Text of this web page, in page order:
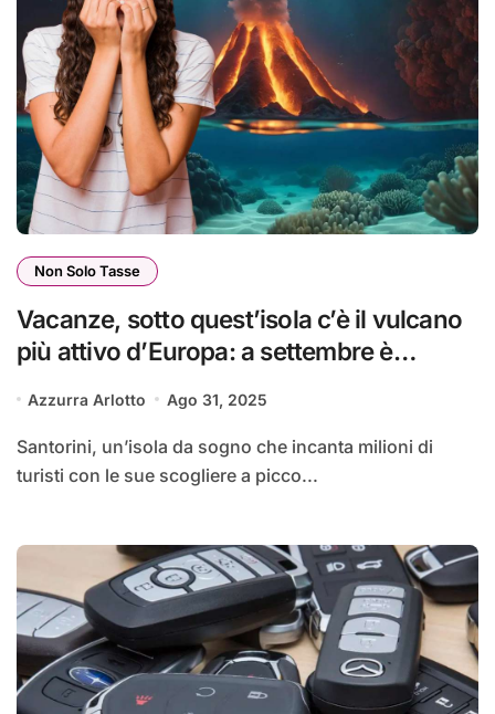
Non Solo Tasse
Vacanze, sotto quest’isola c’è il vulcano
più attivo d’Europa: a settembre è
torni
Azzurra Arlotto Ago 31, 2025
Santorini, un’isola da sogno che incanta milioni di
turisti con le sue scogliere a picco...